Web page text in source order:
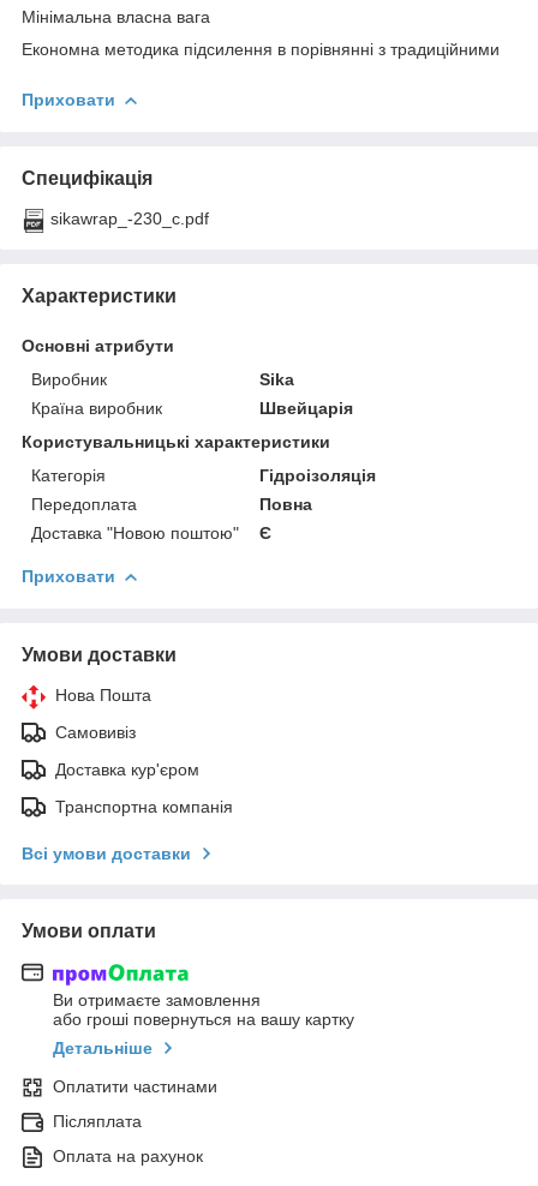
Мінімальна власна вага
Економна методика підсилення в порівнянні з традиційними
Приховати
Специфікація
sikawrap_-230_c.pdf
Характеристики
Основні атрибути
Виробник
Sika
Країна виробник
Швейцарія
Користувальницькі характеристики
Категорія
Гідроізоляція
Передоплата
Повна
Доставка "Новою поштою"
Є
Приховати
Умови доставки
Нова Пошта
Самовивіз
Доставка кур'єром
Транспортна компанія
Всі умови доставки
Умови оплати
Ви отримаєте замовлення
або гроші повернуться на вашу картку
Детальніше
Оплатити частинами
Післяплата
Оплата на рахунок